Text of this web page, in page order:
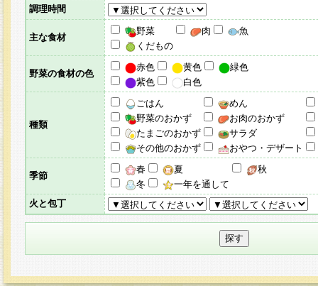
調理時間
主な食材
野菜 肉
魚
くだもの
野菜の食材の色
赤色 黄色
緑色
紫色
白色
種類
ごはん
めん
野菜のおかず
お肉のおかず
たまごのおかず
サラダ
その他のおかず
おやつ・デザート
季節
春 夏
秋
冬
一年を通して
火と包丁